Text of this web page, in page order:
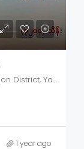
Wireless (2) Street, Mayangone, Mayangon District, Yangon City, Yangon, 11062, Myanmar
1 year ago